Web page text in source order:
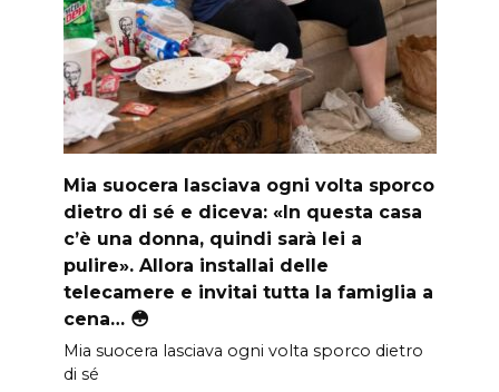
Mia suocera lasciava ogni volta sporco
dietro di sé e diceva: «In questa casa
c’è una donna, quindi sarà lei a
pulire». Allora installai delle
telecamere e invitai tutta la famiglia a
cena… 😳
Mia suocera lasciava ogni volta sporco dietro
di sé